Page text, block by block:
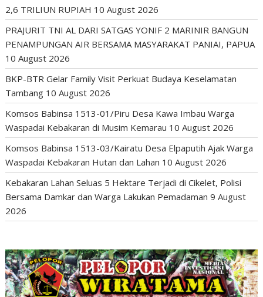
2,6 TRILIUN RUPIAH 10 August 2026
PRAJURIT TNI AL DARI SATGAS YONIF 2 MARINIR BANGUN
PENAMPUNGAN AIR BERSAMA MASYARAKAT PANIAI, PAPUA
10 August 2026
BKP-BTR Gelar Family Visit Perkuat Budaya Keselamatan
Tambang 10 August 2026
Komsos Babinsa 1513-01/Piru Desa Kawa Imbau Warga
Waspadai Kebakaran di Musim Kemarau 10 August 2026
Komsos Babinsa 1513-03/Kairatu Desa Elpaputih Ajak Warga
Waspadai Kebakaran Hutan dan Lahan 10 August 2026
Kebakaran Lahan Seluas 5 Hektare Terjadi di Cikelet, Polisi
Bersama Damkar dan Warga Lakukan Pemadaman 9 August
2026